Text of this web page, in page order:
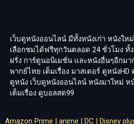
เว็บดูหนังออนไลน์ มีทั้งหนังเก่า หนังใหม่
เลือกชมได้ฟรีทุกวันตลอด 24 ชั่วโมง ทั้
ฝรั่ง การ์ตูนอนิเมชั่น และหนังอื่นๆอีกมา
พากย์ไทย เต็มเรื่อง มาสเตอร์ ดูหนัง
ดูหนัง เว็บดูหนังออนไลน์ หนังมาใหม่ ห
เต็มเรื่อง ดูบอลสด99
Amazon Prime | anime | DC | Disney